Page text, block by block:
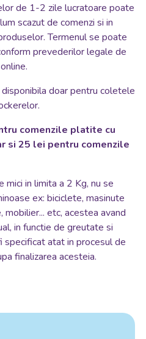
de 1-2 zile lucratoare poate
scazut de comenzi si in
Termenul se poate
prevederilor legale de
doar pentru coletele
comenzile platite cu
si 25 lei pentru comenzile
in limita a 2 Kg, nu se
ex: biciclete, masinute
etc, acestea avand
in functie de greutate si
specificat atat in procesul de
finalizarea acesteia.